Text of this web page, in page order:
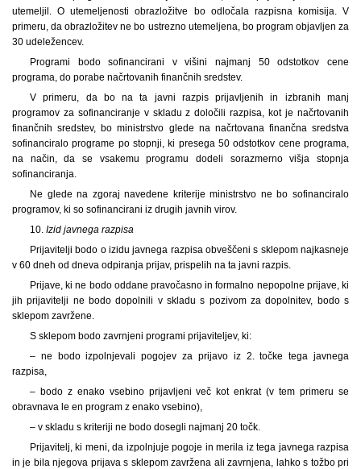
utemeljil. O utemeljenosti obrazložitve bo odločala razpisna komisija. V
primeru, da obrazložitev ne bo ustrezno utemeljena, bo program objavljen za
30 udeležencev.
Programi bodo sofinancirani v višini najmanj 50 odstotkov cene
programa, do porabe načrtovanih finančnih sredstev.
V primeru, da bo na ta javni razpis prijavljenih in izbranih manj
programov za sofinanciranje v skladu z določili razpisa, kot je načrtovanih
finančnih sredstev, bo ministrstvo glede na načrtovana finančna sredstva
sofinanciralo programe po stopnji, ki presega 50 odstotkov cene programa,
na način, da se vsakemu programu dodeli sorazmerno višja stopnja
sofinanciranja.
Ne glede na zgoraj navedene kriterije ministrstvo ne bo sofinanciralo
programov, ki so sofinancirani iz drugih javnih virov.
10. Izid javnega razpisa
Prijavitelji bodo o izidu javnega razpisa obveščeni s sklepom najkasneje
v 60 dneh od dneva odpiranja prijav, prispelih na ta javni razpis.
Prijave, ki ne bodo oddane pravočasno in formalno nepopolne prijave, ki
jih prijavitelji ne bodo dopolnili v skladu s pozivom za dopolnitev, bodo s
sklepom zavržene.
S sklepom bodo zavrnjeni programi prijaviteljev, ki:
– ne bodo izpolnjevali pogojev za prijavo iz 2. točke tega javnega
razpisa,
– bodo z enako vsebino prijavljeni več kot enkrat (v tem primeru se
obravnava le en program z enako vsebino),
– v skladu s kriteriji ne bodo dosegli najmanj 20 točk.
Prijavitelj, ki meni, da izpolnjuje pogoje in merila iz tega javnega razpisa
in je bila njegova prijava s sklepom zavržena ali zavrnjena, lahko s tožbo pri